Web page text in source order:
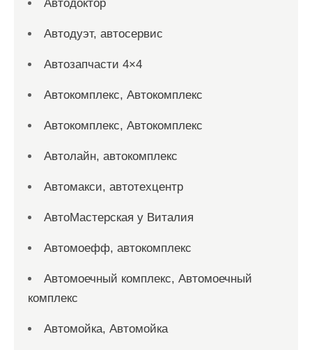
Автодоктор
Автодуэт, автосервис
Автозапчасти 4×4
Автокомплекс, Автокомплекс
Автокомплекс, Автокомплекс
Автолайн, автокомплекс
Автомакси, автотехцентр
АвтоМастерская у Виталия
Автомоефф, автокомплекс
Автомоечный комплекс, Автомоечный
комплекс
Автомойка, Автомойка